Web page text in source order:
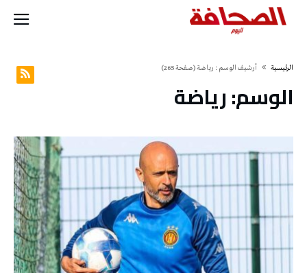
‫الرئيسية‬ ‫أرشيف الوسم :‬ رياضة (‫صفحة‬ 265)
الوسم:رياضة